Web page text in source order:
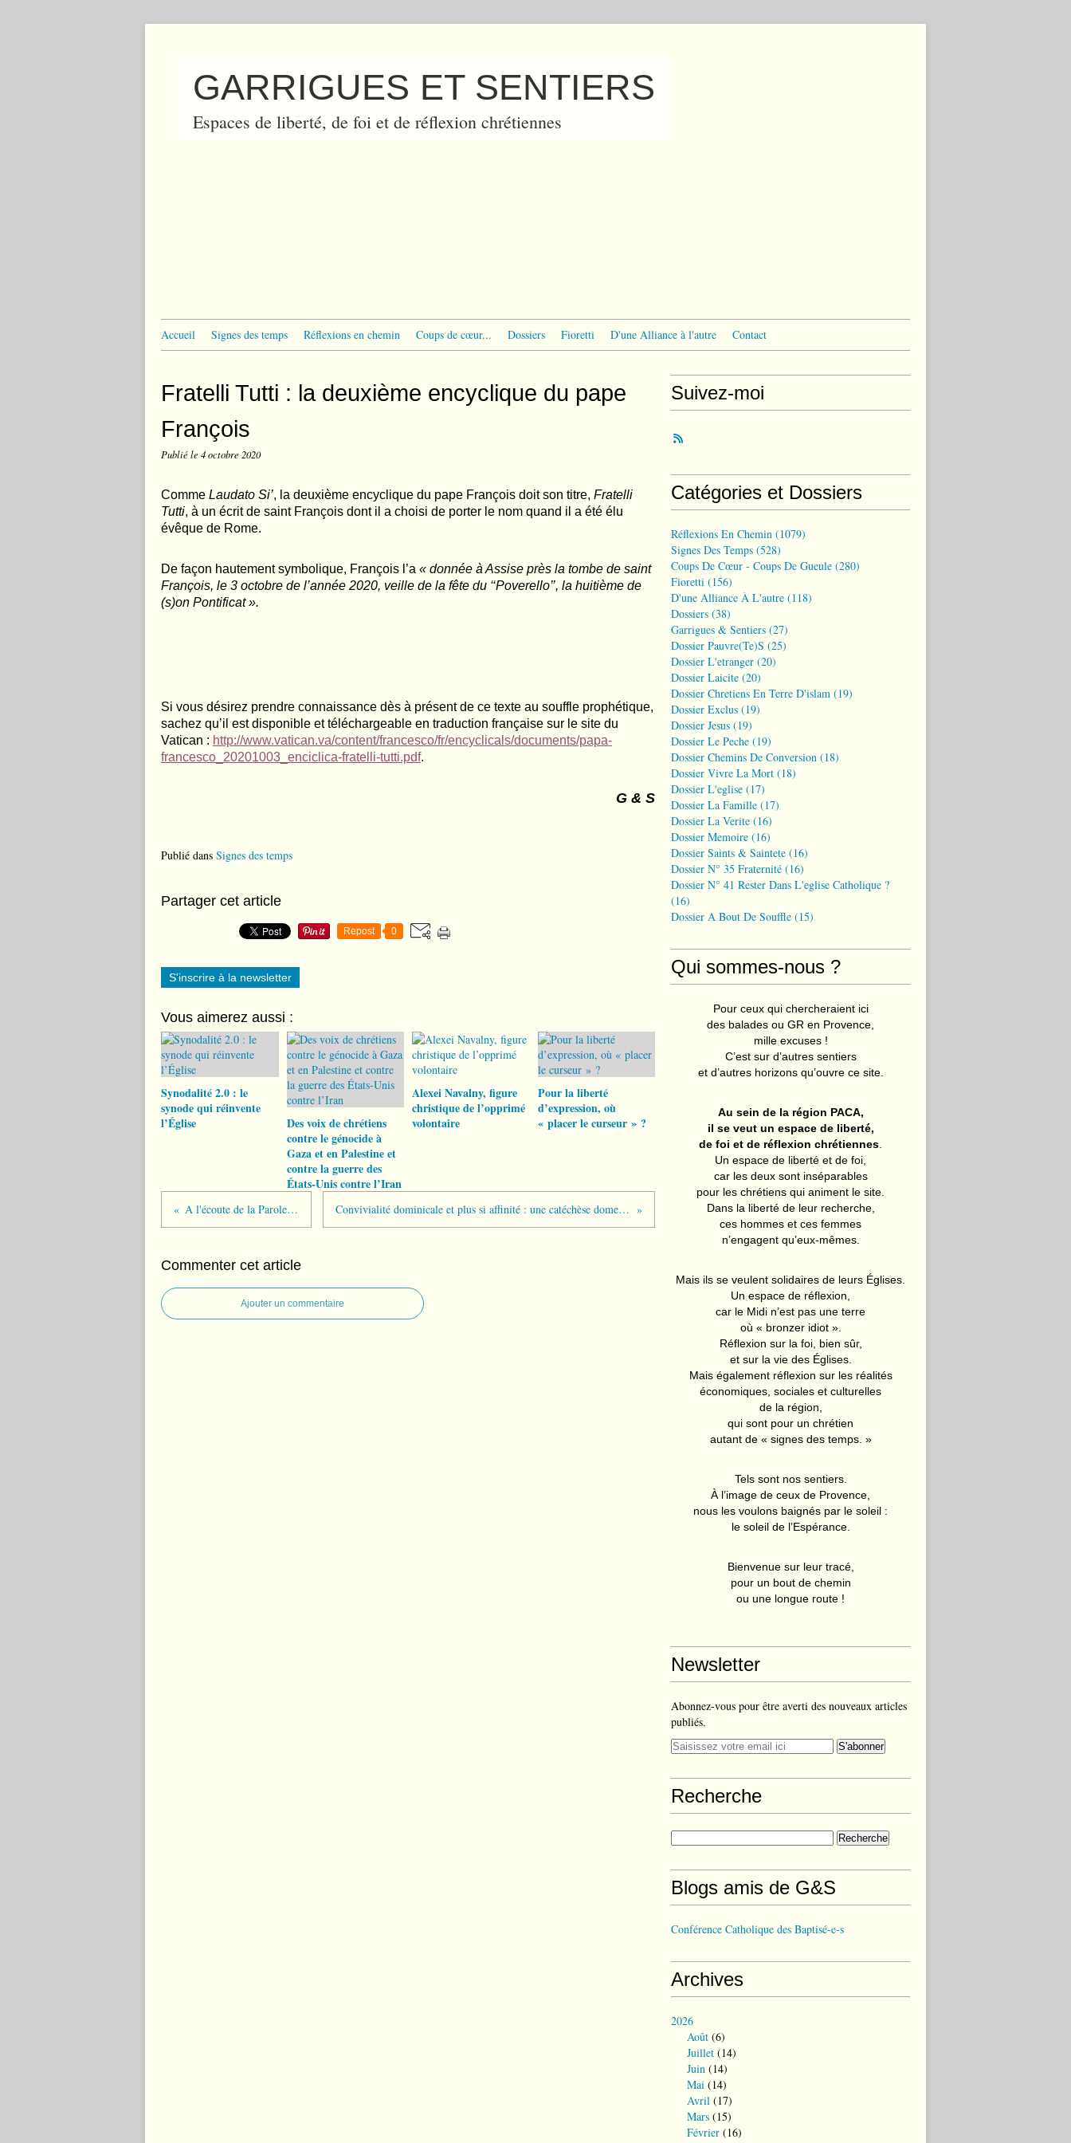
GARRIGUES ET SENTIERS
Espaces de liberté, de foi et de réflexion chrétiennes
Accueil Signes des temps Réflexions en chemin Coups de cœur... Dossiers Fioretti D'une Alliance à l'autre Contact
Fratelli Tutti : la deuxième encyclique du pape
François
Publié le 4 octobre 2020
Comme Laudato Si’, la deuxième encyclique du pape François doit son titre, Fratelli
Tutti, à un écrit de saint François dont il a choisi de porter le nom quand il a été élu
évêque de Rome.
De façon hautement symbolique, François l’a « donnée à Assise près la tombe de saint
François, le 3 octobre de l’année 2020, veille de la fête du ‘‘Poverello’’, la huitième de
(s)on Pontificat ».
Si vous désirez prendre connaissance dès à présent de ce texte au souffle prophétique,
sachez qu’il est disponible et téléchargeable en traduction française sur le site du
Vatican : http://www.vatican.va/content/francesco/fr/encyclicals/documents/papa-
francesco_20201003_enciclica-fratelli-tutti.pdf.
G & S
Publié dans Signes des temps
Partager cet article
Repost 0
S'inscrire à la newsletter
Vous aimerez aussi :
Synodalité 2.0 : le
synode qui réinvente
l’Église
Des voix de chrétiens
contre le génocide à
Gaza et en Palestine et
contre la guerre des
États-Unis contre l’Iran
Alexei Navalny, figure
christique de l’opprimé
volontaire
Pour la liberté
d’expression, où
« placer le curseur » ?
A l'écoute de la Parole de Dieu Convivialité dominicale et plus si affinité : une catéchèse domestique déconfinée
Commenter cet article
Ajouter un commentaire
Suivez-moi
Catégories et Dossiers
Réflexions En Chemin (1079)
Signes Des Temps (528)
Coups De Cœur - Coups De Gueule (280)
Fioretti (156)
D'une Alliance À L'autre (118)
Dossiers (38)
Garrigues & Sentiers (27)
Dossier Pauvre(te)s (25)
Dossier L'etranger (20)
Dossier Laicite (20)
Dossier Chretiens En Terre D'islam (19)
Dossier Exclus (19)
Dossier Jesus (19)
Dossier Le Peche (19)
Dossier Chemins De Conversion (18)
Dossier Vivre La Mort (18)
Dossier L'eglise (17)
Dossier La Famille (17)
Dossier La Verite (16)
Dossier Memoire (16)
Dossier Saints & Saintete (16)
Dossier N° 35 Fraternité (16)
Dossier N° 41 Rester Dans L'eglise Catholique ?
(16)
Dossier A Bout De Souffle (15)
Qui sommes-nous ?
Pour ceux qui chercheraient ici
des balades ou GR en Provence,
mille excuses !
C’est sur d’autres sentiers
et d’autres horizons qu’ouvre ce site.
Au sein de la région PACA,
il se veut un espace de liberté,
de foi et de réflexion chrétiennes
Un espace de liberté et de foi,
car les deux sont inséparables
pour les chrétiens qui animent le site.
Dans la liberté de leur recherche,
ces hommes et ces femmes
n’engagent qu’eux-mêmes.
Mais ils se veulent solidaires de leurs Églises.
Un espace de réflexion,
car le Midi n’est pas une terre
où « bronzer idiot ».
Réflexion sur la foi, bien sûr,
et sur la vie des Églises.
Mais également réflexion sur les réalités
économiques, sociales et culturelles
de la région,
qui sont pour un chrétien
autant de « signes des temps. »
Tels sont nos sentiers.
À l’image de ceux de Provence,
nous les voulons baignés par le soleil :
le soleil de l’Espérance.
Bienvenue sur leur tracé,
pour un bout de chemin
ou une longue route !
Newsletter
Abonnez-vous pour être averti des nouveaux articles
publiés.
Recherche
Blogs amis de G&S
Conférence Catholique des Baptisé-e-s
Archives
2026
Août (6)
Juillet (14)
Juin (14)
Mai (14)
Avril (17)
Mars (15)
Février (16)